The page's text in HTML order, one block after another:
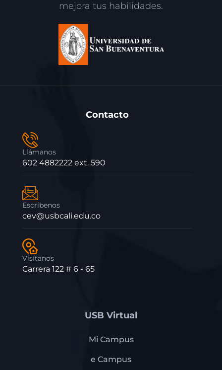
mejora tus habilidades.
Contacto
Llámanos
602 4882222 ext. 590
Escríbenos
cev@usbcali.edu.co
Visítanos
Carrera 122 # 6 - 65
USB Virtual
Mi Campus
e Campus